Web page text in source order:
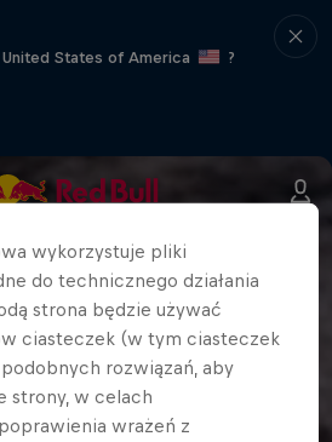
States of America
?
wykorzystuje pliki
do technicznego działania
strona będzie używać
ciasteczek (w tym ciasteczek
rozwiązań, aby
strony, w celach
wrażeń z